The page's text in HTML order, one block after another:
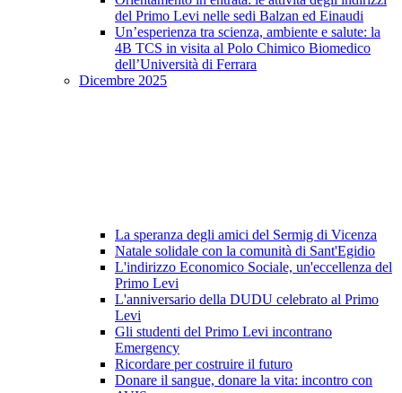
del Primo Levi nelle sedi Balzan ed Einaudi
Un’esperienza tra scienza, ambiente e salute: la
4B TCS in visita al Polo Chimico Biomedico
dell’Università di Ferrara
Dicembre 2025
La speranza degli amici del Sermig di Vicenza
Natale solidale con la comunità di Sant'Egidio
L'indirizzo Economico Sociale, un'eccellenza del
Primo Levi
L'anniversario della DUDU celebrato al Primo
Levi
Gli studenti del Primo Levi incontrano
Emergency
Ricordare per costruire il futuro
Donare il sangue, donare la vita: incontro con